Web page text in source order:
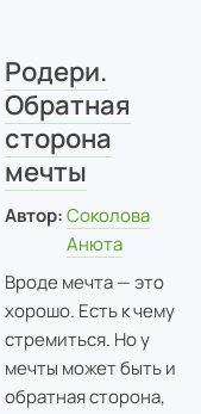
Родери.
Обратная
сторона
мечты
Автор: Соколова
Анюта
Вроде мечта — это
хорошо. Есть к чему
стремиться. Но у
мечты может быть и
обратная сторона,